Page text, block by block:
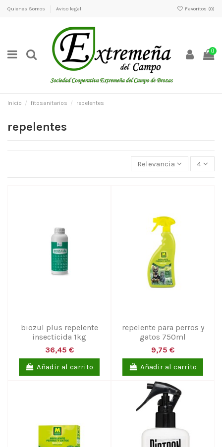
Quienes Somos Aviso legal Favoritos (0)
0
Inicio fitosanitarios repelentes
repelentes
Relevancia 4
biozul plus repelente
insecticida 1kg
36,45 €
Añadir al carrito
repelente para perros y
gatos 750ml
9,75 €
Añadir al carrito